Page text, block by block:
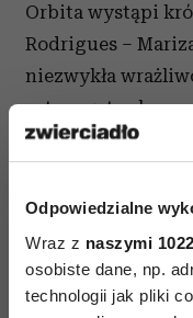
Odpowiedzialne
Wraz z naszymi
osobiste dane, np.
technologii jak pliki
Orbita wystąpi
Rodrigues –
niezwykła
w tym gatunku
ją najsłynniejszą
największych
Carnegie Hall
Albert Hall
W 2000 r.